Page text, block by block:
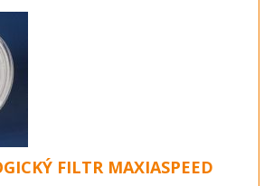
filtr CAMI
je skladem ...
FILTR MAXIASPEED